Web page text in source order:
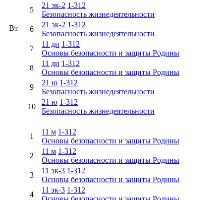
Вт
5
21 эк-2 1-312
Безопасность жизнедеятельности
6
21 эк-2 1-312
Безопасность жизнедеятельности
7
11 ди 1-312
Основы безопасности и защиты Родины
8
11 ди 1-312
Основы безопасности и защиты Родины
9
21 ю 1-312
Безопасность жизнедеятельности
10
21 ю 1-312
Безопасность жизнедеятельности
1
11 м 1-312
Основы безопасности и защиты Родины
2
11 м 1-312
Основы безопасности и защиты Родины
3
11 эк-3 1-312
Основы безопасности и защиты Родины
4
11 эк-3 1-312